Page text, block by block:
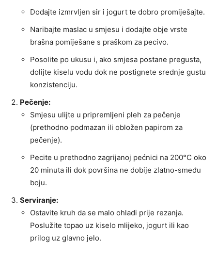
Dodajte izmrvljen sir i jogurt te dobro promiješajte.
Naribajte maslac u smjesu i dodajte obje vrste
brašna pomiješane s praškom za pecivo.
Posolite po ukusu i, ako smjesa postane pregusta,
dolijte kiselu vodu dok ne postignete srednje gustu
konzistenciju.
Pečenje:
Smjesu ulijte u pripremljeni pleh za pečenje
(prethodno podmazan ili obložen papirom za
pečenje).
Pecite u prethodno zagrijanoj pećnici na 200°C oko
20 minuta ili dok površina ne dobije zlatno-smeđu
boju.
Serviranje:
Ostavite kruh da se malo ohladi prije rezanja.
Poslužite topao uz kiselo mlijeko, jogurt ili kao
prilog uz glavno jelo.